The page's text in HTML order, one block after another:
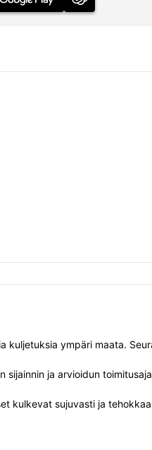
ympäri maata.
sijainnin ja arvioidun
kulkevat sujuvasti ja